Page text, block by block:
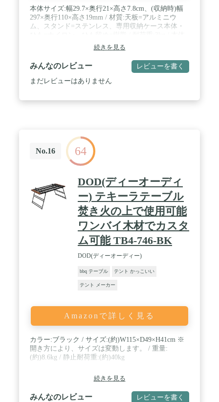
本体サイズ:幅29.7×奥行21×高さ7.8cm、(収納時)幅
297×奥行110×高さ19mm / 材質:天板=アルミニウ
ム、スタンド=ステンレス、専用収納ケース本体・
重量:395g / 収納時サイズ:幅29.7×奥行11×高さ1.9cm
/ 原産国:台湾 / ひも留め:樹脂
続きを見る
みんなのレビュー レビューを書く
まだレビューはありません
No.16 64
DOD(ディーオーディ
ー) テキーラテーブル
焚き火の上で使用可能
ワンバイ木材でカスタ
ム可能 TB4-746-BK
DOD(ディーオーディー)
bbq テーブル テント かっこいい
テント メーカー
Amazonで詳しく見る
カラー:ブラック / サイズ:(約)W115×D49×H41cm ※
開き方により、サイズは変動します。 / 重量:
(約)8.6kg / 静止耐荷重:(約)40kg
続きを見る
みんなのレビュー レビューを書く